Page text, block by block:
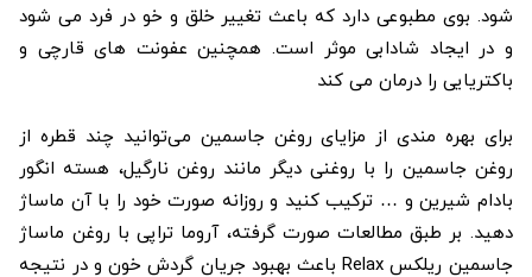
شود. بوی مطبوعی دارد که باعث تغییر خلق و خو در فرد می شود
و در ایجاد شادابی موثر است. همچنین عفونت های قارچی و
باکتریایی را درمان می کند
برای بهره مندی از مزایای روغن جاسمین می‌توانید چند قطره از
روغن جاسمین را با روغنی دیگر مانند روغن نارگیل، هسته انگور
بادام شیرین و … ترکیب کنید و روزانه صورت خود را با آن ماساژ
دهید. بر طبق مطالعات صورت گرفته، آروما تراپی با روغن ماساژ
جاسمین ریلکس Relax باعث بهبود جریان گردش خون و در نتیجه